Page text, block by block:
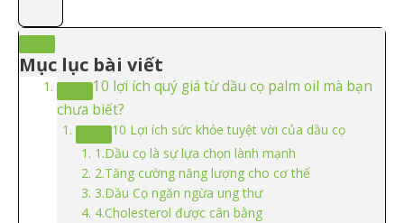
Mục lục bài viết
10 lợi ích quý giá từ dầu cọ palm oil mà bạn
chưa biết?
10 Lợi ích sức khỏe tuyệt vời của dầu cọ
1.Dầu cọ là sự lựa chọn lành mạnh
2.Tăng cường năng lượng cho cơ thể
3.Dầu Cọ ngăn ngừa ung thư
4.Cholesterol được cân bằng